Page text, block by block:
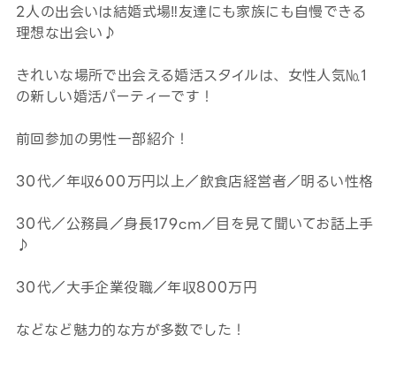
2人の出会いは結婚式場‼友達にも家族にも自慢できる
理想な出会い♪
きれいな場所で出会える婚活スタイルは、女性人気№1
の新しい婚活パーティーです！
前回参加の男性一部紹介！
30代／年収600万円以上／飲食店経営者／明るい性格
30代／公務員／身長179cm／目を見て聞いてお話上手
♪
30代／大手企業役職／年収800万円
などなど魅力的な方が多数でした！